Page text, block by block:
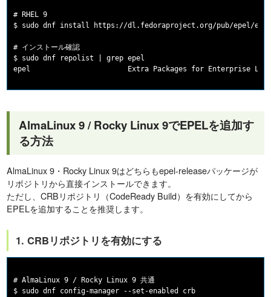
# RHEL 9
$ sudo dnf install https://dl.fedoraproject.org/pub/epel/
# インストール確認
$ sudo dnf repolist | grep epel
AlmaLinux 9 / Rocky Linux 9でEPELを追加す
る方法
AlmaLinux 9・Rocky Linux 9はどちらもepel-releaseパッケージが
リポジトリから直接インストールできます。
ただし、CRBリポジトリ（CodeReady Build）を有効にしてから
EPELを追加することを推奨します。
1. CRBリポジトリを有効にする
# AlmaLinux 9 / Rocky Linux 9 共通
$ sudo dnf config-manager --set-enabled crb